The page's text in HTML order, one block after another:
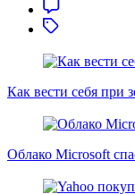
Как вести себя при
Облако Microsoft